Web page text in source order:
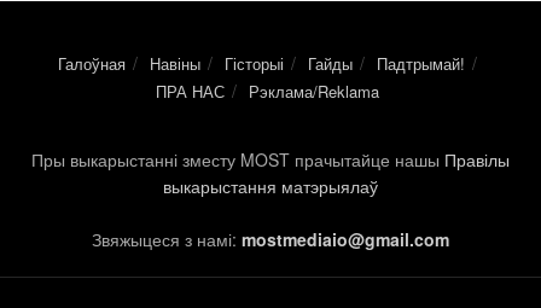
Галоўная Навіны Гісторыі Гайды
Падтрымай!
ПРА НАС
Рэклама/Reklama
Пры выкарыстанні зместу MOST прачытайце нашы Правілы
выкарыстання матэрыялаў
Звяжыцеся з намі: mostmediaio@gmail.com